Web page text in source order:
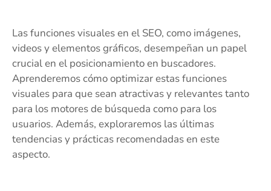
Las funciones visuales en el SEO, como imágenes,
videos y elementos gráficos, desempeñan un papel
crucial en el posicionamiento en buscadores.
Aprenderemos cómo optimizar estas funciones
visuales para que sean atractivas y relevantes tanto
para los motores de búsqueda como para los
usuarios. Además, exploraremos las últimas
tendencias y prácticas recomendadas en este
aspecto.